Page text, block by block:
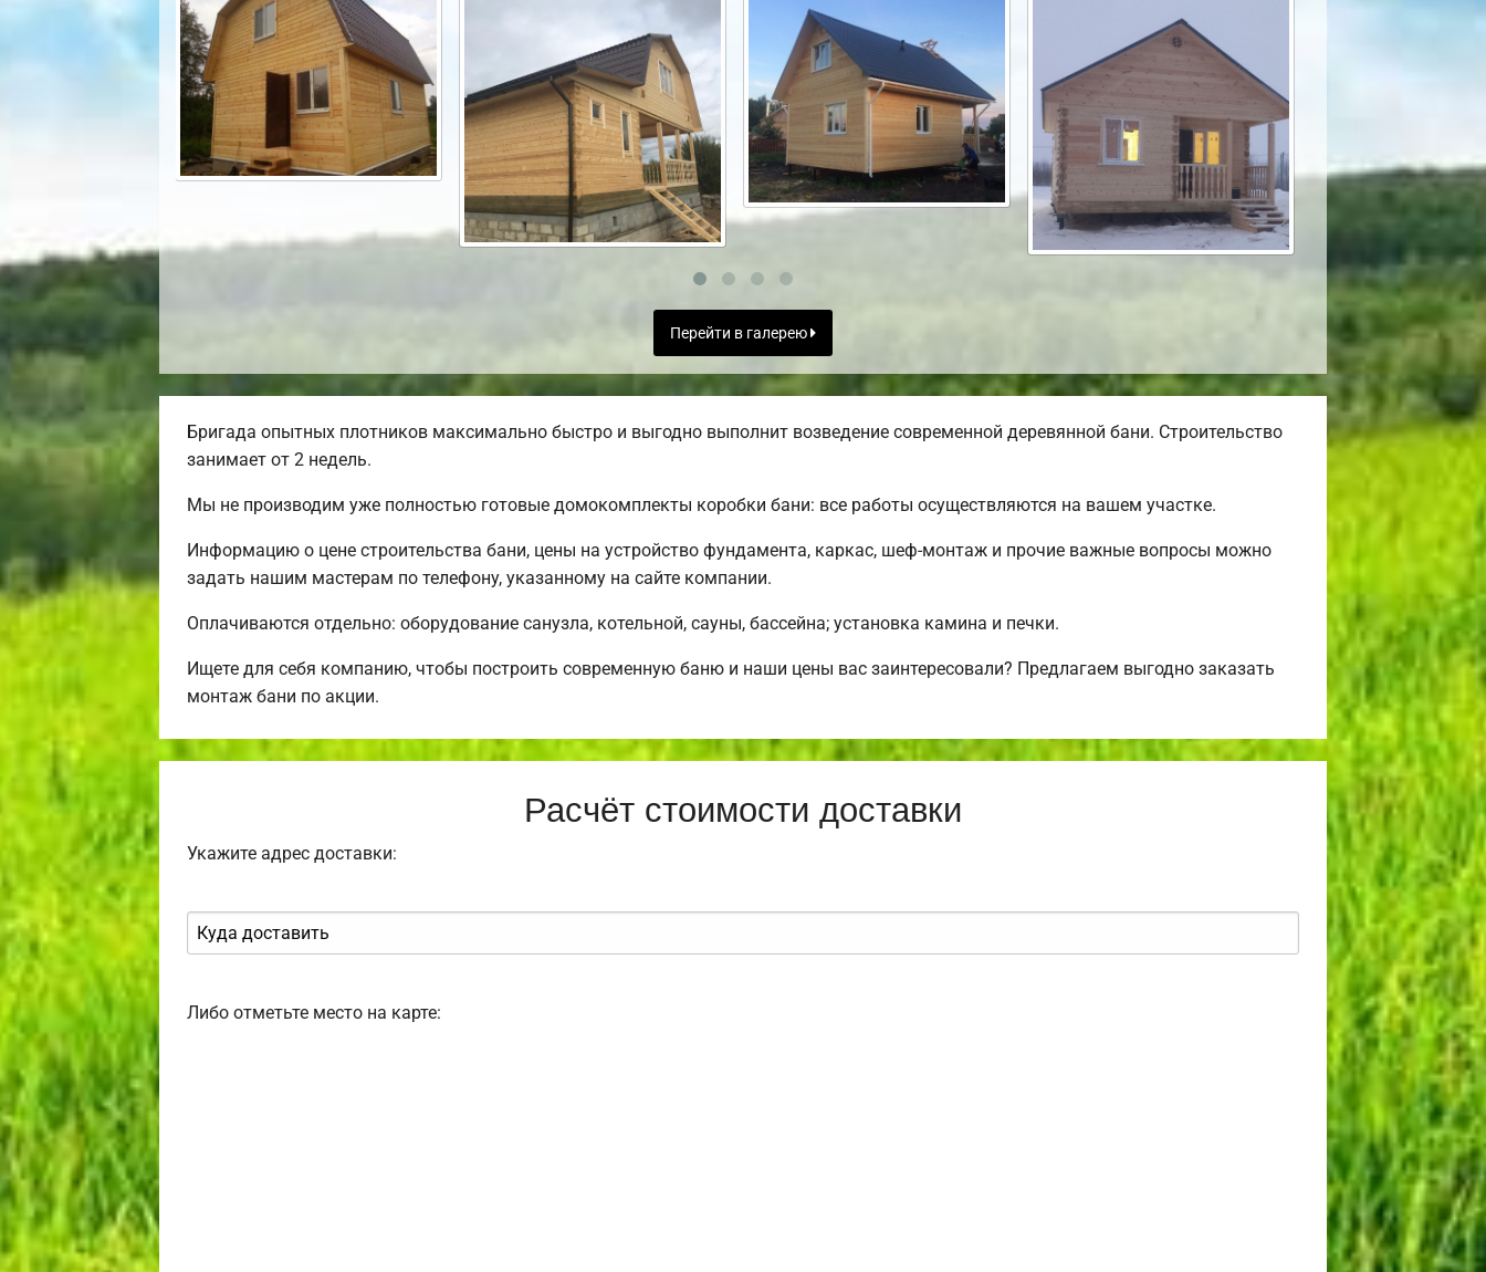
Перейти в галерею
Бригада опытных плотников максимально быстро и выгодно выполнит возведение современной деревянной бани. Строительство
занимает от 2 недель.
Мы не производим уже полностью готовые домокомплекты коробки бани: все работы осуществляются на вашем участке.
Информацию о цене строительства бани, цены на устройство фундамента, каркас, шеф-монтаж и прочие важные вопросы можно
задать нашим мастерам по телефону, указанному на сайте компании.
Оплачиваются отдельно: оборудование санузла, котельной, сауны, бассейна; установка камина и печки.
Ищете для себя компанию, чтобы построить современную баню и наши цены вас заинтересовали? Предлагаем выгодно заказать
монтаж бани по акции.
Расчёт стоимости доставки
Укажите адрес доставки:
Либо отметьте место на карте: